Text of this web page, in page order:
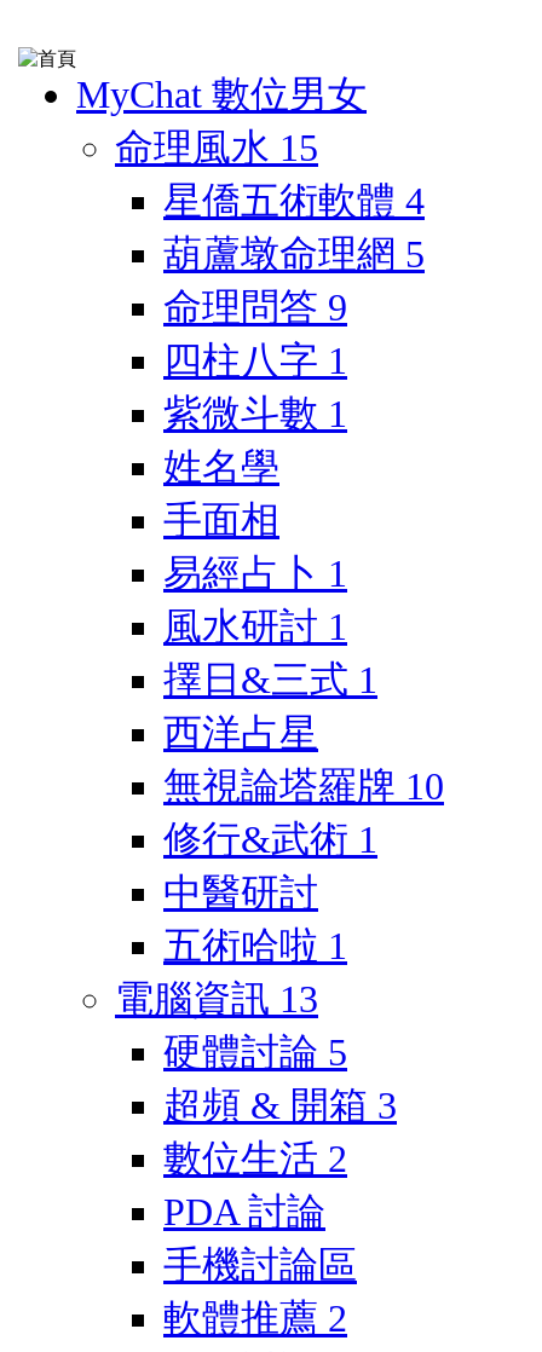
MyChat 數位男女
命理風水 15
星僑五術軟體 4
葫蘆墩命理網 5
命理問答 9
四柱八字 1
紫微斗數 1
姓名學
手面相
易經占卜 1
風水研討 1
擇日&三式 1
西洋占星
無視論塔羅牌 10
修行&武術 1
中醫研討
五術哈啦 1
電腦資訊 13
硬體討論 5
超頻 & 開箱 3
數位生活 2
PDA 討論
手機討論區
軟體推薦 2